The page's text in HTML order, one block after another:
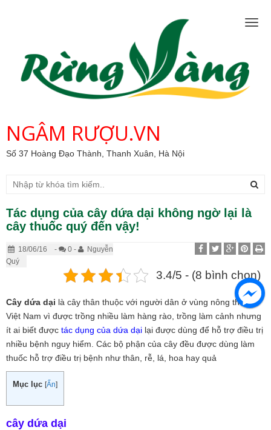
NGÂM RƯỢU.VN
Số 37 Hoàng Đạo Thành, Thanh Xuân, Hà Nội
Tác dụng của cây dứa dại không ngờ lại là
cây thuốc quý đến vậy!
18/06/16 - 0 -
Nguyễn
Quý
3.4/5 - (8 bình chọn)
Cây dứa dại là cây thân thuộc với người dân ở vùng nông thôn
Việt Nam vì được trồng nhiều làm hàng rào, trồng làm cảnh nhưng
ít ai biết được tác dụng của dứa dại lại được dùng để hỗ trợ điều trị
nhiều bệnh nguy hiểm. Các bộ phận của cây đều được dùng làm
thuốc hỗ trợ điều trị bệnh như thân, rễ, lá, hoa hay quả
Mục lục [Ẩn]
cây dứa dại